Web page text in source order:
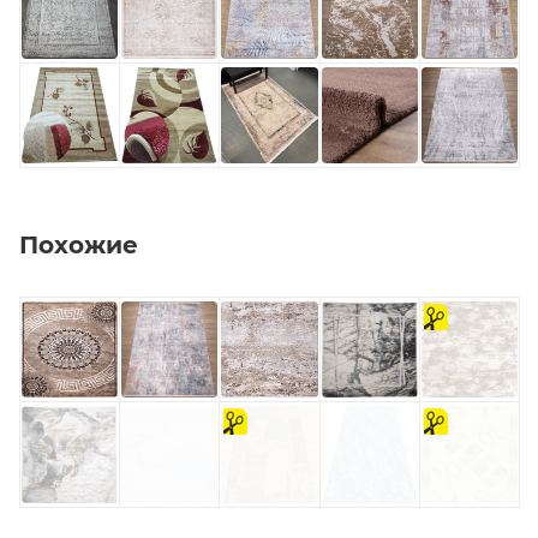
Похожие
на
отрез
на
отрез
на
отрез